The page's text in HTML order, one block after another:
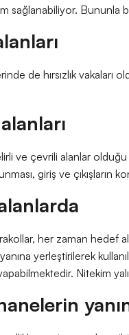
sağlanabiliyor. Bununla
de hırsızlık
ve çevrili alanlar
giriş ve çıkışların
her zaman hedef
yerleştirilerek
Nitekim